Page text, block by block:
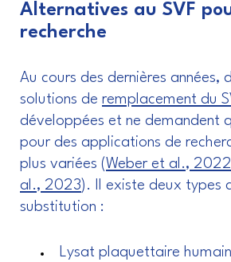
Alternatives au SVF
recherche
Au cours des dernières années,
solutions de remplacement du
développées et ne demandent
pour des applications de
plus variées ( Weber et al., 2022
al., 2023). Il existe deux types
substitution :
Lysat plaquettaire